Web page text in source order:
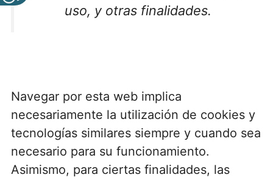
uso, y otras finalidades.
Navegar por esta web implica
necesariamente la utilización de cookies y
tecnologías similares siempre y cuando sea
necesario para su funcionamiento.
Asimismo, para ciertas finalidades, las